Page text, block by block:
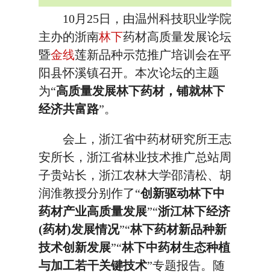
10月25日，由温州科技职业学院
主办的浙南林下药材高质量发展论坛
暨金线莲新品种示范推广培训会在平
阳县怀溪镇召开。本次论坛的主题
为“高质量发展林下药材，铺就林下
经济共富路”。
会上，浙江省中药材研究所王志
安所长，浙江省林业技术推广总站周
子贵站长，浙江农林大学邵清松、胡
润淮教授分别作了“创新驱动林下中
药材产业高质量发展”“浙江林下经济
(药材)发展情况”“林下药材新品种新
技术创新发展”“林下中药材生态种植
与加工若干关键技术”专题报告。随